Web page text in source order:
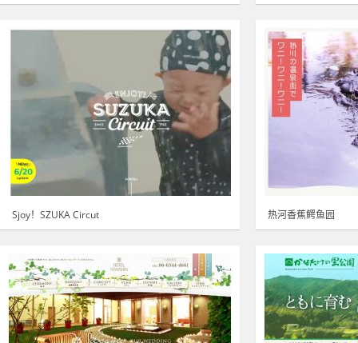
Sjoy！SZUKA Circut 热河香蕉鳄鱼园